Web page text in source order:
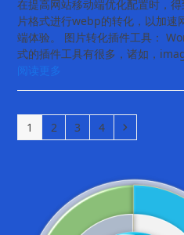
在提高网站移动端优化配置时，
片格式进行webp的转化，以加速
端体验。 图片转化插件工具：
式的插件工具有很多，诸如，
阅读更多
Page
1 Page
2 Page
3 Page
4 Next